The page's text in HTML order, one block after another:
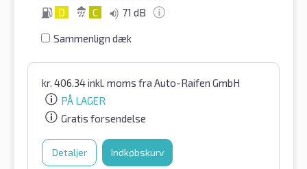
D C 71 dB
Sammenlign dæk
kr. 406.34inkl. moms fra Auto-Raifen GmbH
PÅ LAGER
Gratis forsendelse
Detaljer Indkøbskurv